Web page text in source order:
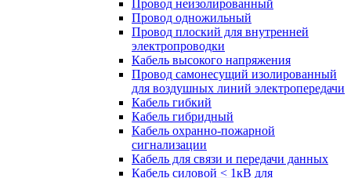
Провод неизолированный
Провод одножильный
Провод плоский для внутренней
электропроводки
Кабель высокого напряжения
Провод самонесущий изолированный
для воздушных линий электропередачи
Кабель гибкий
Кабель гибридный
Кабель охранно-пожарной
сигнализации
Кабель для связи и передачи данных
Кабель силовой < 1кВ для